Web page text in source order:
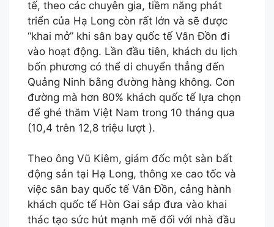
tế, theo các chuyên gia, tiềm năng phát
triển của Hạ Long còn rất lớn và sẽ được
“khai mở” khi sân bay quốc tế Vân Đồn đi
vào hoạt động. Lần đầu tiên, khách du lịch
bốn phương có thể di chuyển thẳng đến
Quảng Ninh bằng đường hàng không. Con
đường mà hơn 80% khách quốc tế lựa chọn
để ghé thăm Việt Nam trong 10 tháng qua
(10,4 trên 12,8 triệu lượt ).
Theo ông Vũ Kiêm, giám đốc một sàn bất
động sản tại Hạ Long, thông xe cao tốc và
việc sân bay quốc tế Vân Đồn, cảng hành
khách quốc tế Hòn Gai sắp đưa vào khai
thác tạo sức hút mạnh mẽ đối với nhà đầu